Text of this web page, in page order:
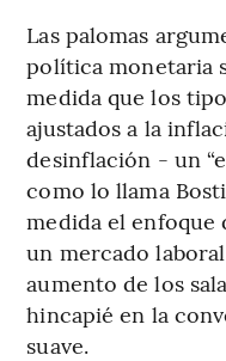
Las palomas
política monetaria
medida que los
ajustados a la
desinflación - un
como lo llama
medida el enfoque
un mercado
aumento de los
hincapié en la
suave.